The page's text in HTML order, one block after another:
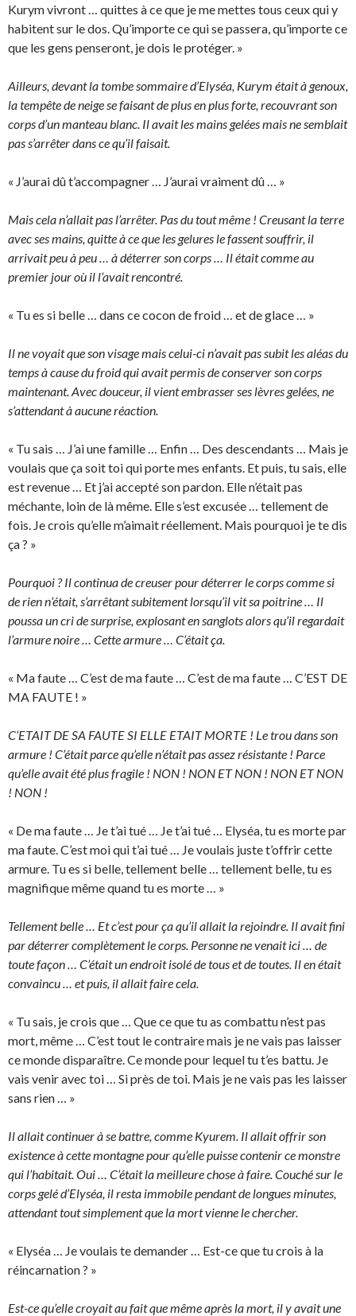
Kurym vivront … quittes à ce que je me mettes tous ceux qui y
habitent sur le dos. Qu’importe ce qui se passera, qu’importe ce
que les gens penseront, je dois le protéger. »
Ailleurs, devant la tombe sommaire d’Elyséa, Kurym était à genoux,
la tempête de neige se faisant de plus en plus forte, recouvrant son
corps d’un manteau blanc. Il avait les mains gelées mais ne semblait
pas s’arrêter dans ce qu’il faisait.
« J’aurai dû t’accompagner … J’aurai vraiment dû … »
Mais cela n’allait pas l’arrêter. Pas du tout même ! Creusant la terre
avec ses mains, quitte à ce que les gelures le fassent souffrir, il
arrivait peu à peu … à déterrer son corps … Il était comme au
premier jour où il l’avait rencontré.
« Tu es si belle … dans ce cocon de froid … et de glace … »
Il ne voyait que son visage mais celui-ci n’avait pas subit les aléas du
temps à cause du froid qui avait permis de conserver son corps
maintenant. Avec douceur, il vient embrasser ses lèvres gelées, ne
s’attendant à aucune réaction.
« Tu sais … J’ai une famille … Enfin … Des descendants … Mais je
voulais que ça soit toi qui porte mes enfants. Et puis, tu sais, elle
est revenue … Et j’ai accepté son pardon. Elle n’était pas
méchante, loin de là même. Elle s’est excusée … tellement de
fois. Je crois qu’elle m’aimait réellement. Mais pourquoi je te dis
ça ? »
Pourquoi ? Il continua de creuser pour déterrer le corps comme si
de rien n’était, s’arrêtant subitement lorsqu’il vit sa poitrine … Il
poussa un cri de surprise, explosant en sanglots alors qu’il regardait
l’armure noire … Cette armure … C’était ça.
« Ma faute … C’est de ma faute … C’est de ma faute … C’EST DE
MA FAUTE ! »
C’ETAIT DE SA FAUTE SI ELLE ETAIT MORTE ! Le trou dans son
armure ! C’était parce qu’elle n’était pas assez résistante ! Parce
qu’elle avait été plus fragile ! NON ! NON ET NON ! NON ET NON
! NON !
« De ma faute … Je t’ai tué … Je t’ai tué … Elyséa, tu es morte par
ma faute. C’est moi qui t’ai tué … Je voulais juste t’offrir cette
armure. Tu es si belle, tellement belle … tellement belle, tu es
magnifique même quand tu es morte … »
Tellement belle … Et c’est pour ça qu’il allait la rejoindre. Il avait fini
par déterrer complètement le corps. Personne ne venait ici … de
toute façon … C’était un endroit isolé de tous et de toutes. Il en était
convaincu … et puis, il allait faire cela.
« Tu sais, je crois que … Que ce que tu as combattu n’est pas
mort, même … C’est tout le contraire mais je ne vais pas laisser
ce monde disparaître. Ce monde pour lequel tu t’es battu. Je
vais venir avec toi … Si près de toi. Mais je ne vais pas les laisser
sans rien … »
Il allait continuer à se battre, comme Kyurem. Il allait offrir son
existence à cette montagne pour qu’elle puisse contenir ce monstre
qui l’habitait. Oui … C’était la meilleure chose à faire. Couché sur le
corps gelé d’Elyséa, il resta immobile pendant de longues minutes,
attendant tout simplement que la mort vienne le chercher.
« Elyséa … Je voulais te demander … Est-ce que tu crois à la
réincarnation ? »
Est-ce qu’elle croyait au fait que même après la mort, il y avait une